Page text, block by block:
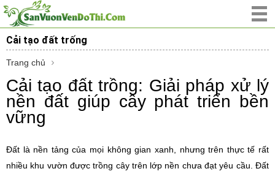
Cải tạo đất trống
Trang chủ
Cải tạo đất trồng: Giải pháp xử lý
nền đất giúp cây phát triển bền
vững
Đất là nền tảng của mọi không gian xanh, nhưng trên thực tế rất
nhiều khu vườn được trồng cây trên lớp nền chưa đạt yêu cầu. Đất